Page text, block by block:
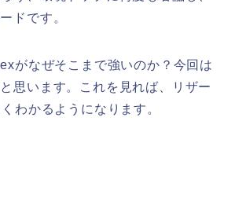
ドです。
がなぜそこまで強いのか？今回は
思います。これを見れば、リザー
わかるようになります。